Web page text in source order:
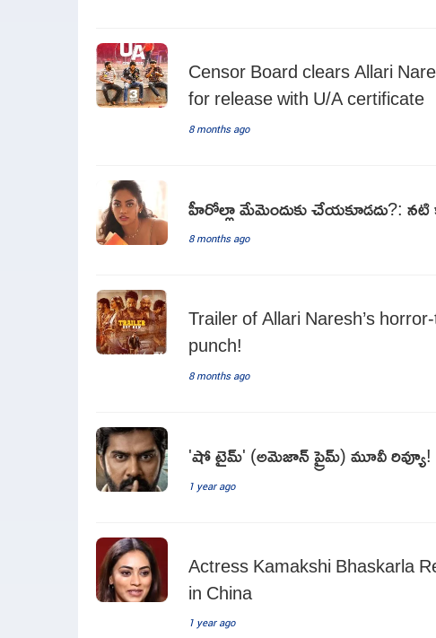
Censor Board clears Allari
for release with U/A certificate
8 months ago
హీరోల్లా మేమెందుకు చేయకూడదు?:
8 months ago
Trailer of Allari Naresh’s
punch!
8 months ago
'షో టైమ్' (అమెజాన్ ప్రైమ్) మూవీ రివ్యూ!
1 year ago
Actress Kamakshi Bhaskarla
in China
1 year ago